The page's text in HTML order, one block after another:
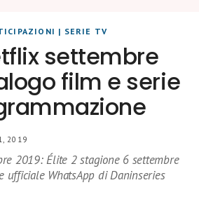
| SERIE TV
settembre
film e serie
2019
2019: Élite 2 stagione 6 settembre
ufficiale WhatsApp di Daninseries